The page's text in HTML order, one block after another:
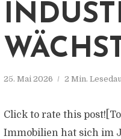
25. Mai 2026 2 Min.
Click to rate this
Immobilien hat sich im